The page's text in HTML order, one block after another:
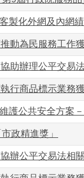
客製化外網及內網
動為民服務工作
助辦理公平交易
行商品標示業務
護公共安全方案
政精進獎」
辦公平交易法相